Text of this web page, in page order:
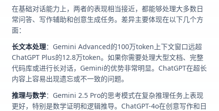
在基础对话能力上，两者的表现相当接近，都能够处理大多数日
常问答、写作辅助和创意生成任务。差异主要体现在以下几个方
面：
长文本处理：Gemini Advanced的100万token上下文窗口远超
ChatGPT Plus的12.8万token。如果你需要处理大型文档、完整
代码库或进行长对话，Gemini的优势非常明显。ChatGPT在超长
内容上容易出现遗忘或不一致的问题。
推理与数学：Gemini 2.5 Pro的思考模式在复杂推理任务上表现
更好，特别是数学证明和逻辑推导。ChatGPT-4o在创意写作和日